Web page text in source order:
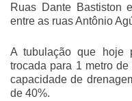
Ruas Dante Bastiston
entre as ruas Antônio
A tubulação que hoje
trocada para 1 metro
capacidade de
de 40%.